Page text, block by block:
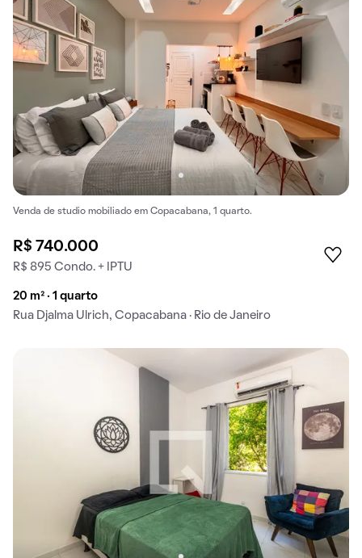
Venda de studio mobiliado em Copacabana, 1 quarto.
R$ 740.000
R$ 895 Condo. + IPTU
20 m² · 1 quarto
Rua Djalma Ulrich, Copacabana · Rio de Janeiro